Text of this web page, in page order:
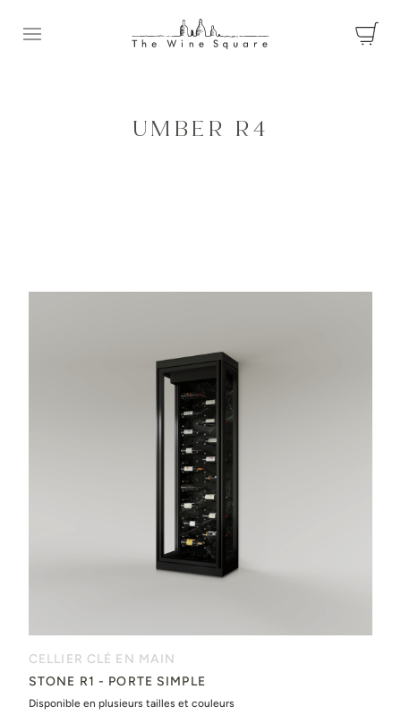
Ouvrir le menu
UMBER R4
CELLIER CLÉ EN MAIN
STONE R1 - PORTE SIMPLE
Disponible en plusieurs tailles et couleurs